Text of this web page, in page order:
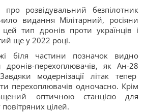
розвідувальний безпілотник
видання Мілітарний, росіяни
тип дронів проти українців і
ще у 2022 році.
біля частини позначок видно
дронів-перехоплювачів, як Ан-28
модернізації літак тепер
перехоплювачів одночасно. Крім
оптичною станцією для
цілей.